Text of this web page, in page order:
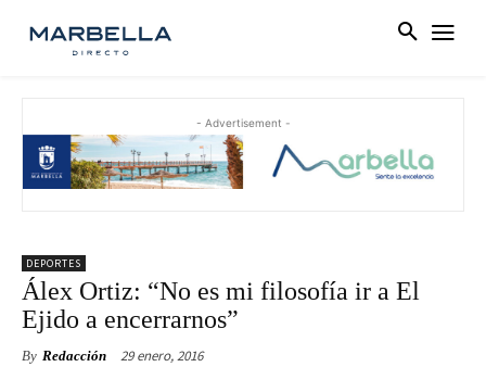
- Advertisement -
DEPORTES
Álex Ortiz: “No es mi filosofía ir a El
Ejido a encerrarnos”
By Redacción 29 enero, 2016